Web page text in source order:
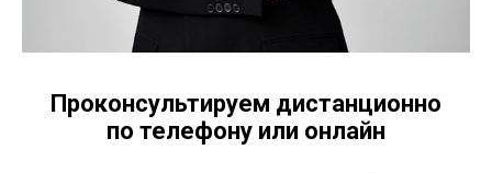
Проконсультируем дистанционно
по телефону или онлайн